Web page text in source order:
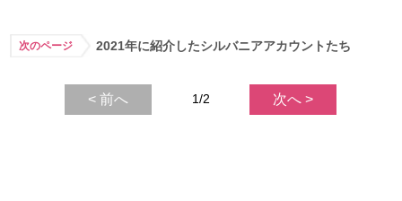
次のページ 2021年に紹介したシルバニアアカウントたち
< 前へ 1/2 次へ >